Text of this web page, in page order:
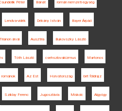
Péter Bánát román nemzeti egység
Lendva-vidék Dékány István Bayer Árpád
Trianon árvái Ausztria Bukovszky László
Tóth László csehszlovakizmus Martonos
románok Az Est Horvátország brit földrajz
Sziklay Ferenc Jugoszlávia Miskolc Algyógy